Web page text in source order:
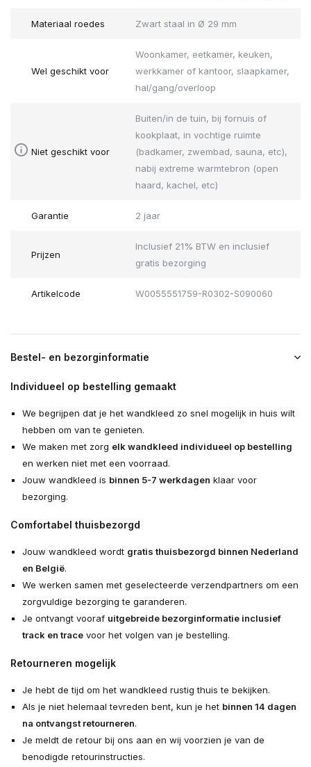
Materiaal roedes Zwart staal in Ø 29 mm
Wel geschikt voor
Woonkamer, eetkamer, keuken,
werkkamer of kantoor, slaapkamer,
hal/gang/overloop
Niet geschikt voor
Buiten/in de tuin, bij fornuis of
kookplaat, in vochtige ruimte
(badkamer, zwembad, sauna, etc),
nabij extreme warmtebron (open
haard, kachel, etc)
Garantie 2 jaar
Prijzen
Inclusief 21% BTW en inclusief
gratis bezorging
Artikelcode W0055551759-R0302-S090060
Bestel- en bezorginformatie
Individueel op bestelling gemaakt
We begrijpen dat je het wandkleed zo snel mogelijk in huis wilt
hebben om van te genieten.
We maken met zorg elk wandkleed individueel op bestelling
en werken niet met een voorraad.
Jouw wandkleed is binnen 5-7 werkdagen klaar voor
bezorging.
Comfortabel thuisbezorgd
Jouw wandkleed wordt gratis thuisbezorgd binnen Nederland
en België.
We werken samen met geselecteerde verzendpartners om een
zorgvuldige bezorging te garanderen.
Je ontvangt vooraf uitgebreide bezorginformatie inclusief
track en tracevoor het volgen van je bestelling.
Retourneren mogelijk
Je hebt de tijd om het wandkleed rustig thuis te bekijken.
Als je niet helemaal tevreden bent, kun je het binnen 14 dagen
na ontvangst retourneren.
Je meldt de retour bij ons aan en wij voorzien je van de
benodigde retourinstructies.